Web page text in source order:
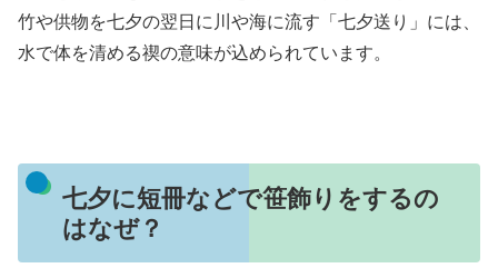
竹や供物を七夕の翌日に川や海に流す「七夕送り」には、
水で体を清める禊の意味が込められています。
七夕に短冊などで笹飾りをするの
はなぜ？